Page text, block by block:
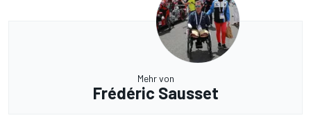
Mehr von
Frédéric Sausset